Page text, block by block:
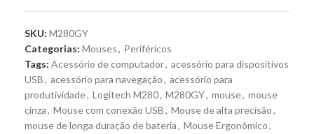
SKU: M280GY
Categorias: Mouses, Periféricos
Tags: Acessório de computador, acessório para dispositivos
USB, acessório para navegação, acessório para
produtividade, Logitech M280, M280GY, mouse, mouse
cinza, Mouse com conexão USB, Mouse de alta precisão,
mouse de longa duração de bateria, Mouse Ergonômico,